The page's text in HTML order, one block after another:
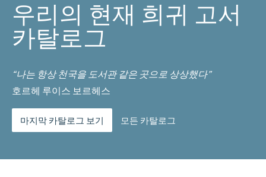
우리의 현재 희귀 고서
카탈로그
“나는 항상 천국을 도서관 같은 곳으로 상상했다”
호르헤 루이스 보르헤스
마지막 카탈로그 보기 모든 카탈로그